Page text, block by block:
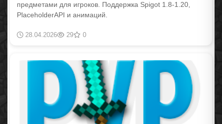
предметами для игроков. Поддержка Spigot 1.8-1.20,
PlaceholderAPI и анимаций.
28.04.2026 29 0